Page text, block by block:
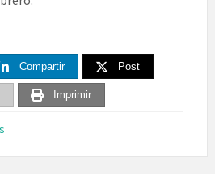
Compartir Post
Imprimir